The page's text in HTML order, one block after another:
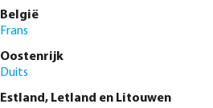
België
Frans
Oostenrijk
Duits
Estland, Letland en Litouwen